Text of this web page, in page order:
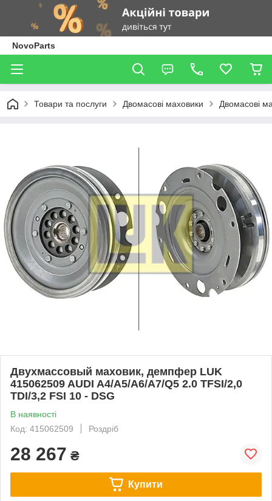
NovoParts
Товари та послуги Двомасові маховики Двомасові
Двухмассовый маховик, демпфер LUK
415062509 AUDI A4/A5/A6/A7/Q5 2.0 TFSI/2,0
TDI/3,2 FSI 10 - DSG
В наявності
Код: 415062509
Роздріб
28 267 ₴
Купити